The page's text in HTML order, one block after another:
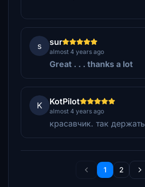
s sur
almost 4 years ago
Great . . . thanks a lot
K KotPilot
almost 4 years ago
красавчик. так держать
1 2